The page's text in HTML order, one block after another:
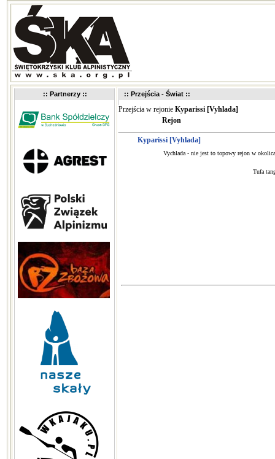
:: Partnerzy :: :: Przejścia - Świat ::
Przejścia w rejonie Kyparissi [Vyhlada]
Rejon
Kyparissi [Vyhlada]
Vychlada - nie jest to topowy rejon w
Tufa